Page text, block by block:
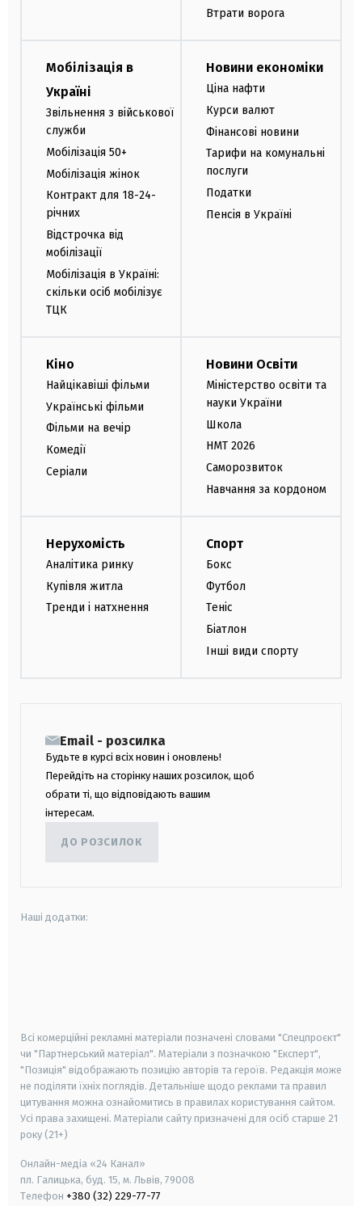
Втрати ворога
Мобілізація в
Україні
Звільнення з військової
служби
Мобілізація 50+
Мобілізація жінок
Контракт для 18-24-
річних
Відстрочка від
мобілізації
Мобілізація в Україні:
скільки осіб мобілізує
ТЦК
Новини економіки
Ціна нафти
Курси валют
Фінансові новини
Тарифи на комунальні
послуги
Податки
Пенсія в Україні
Кіно
Найцікавіші фільми
Українські фільми
Фільми на вечір
Комедії
Серіали
Новини Освіти
Міністерство освіти та
науки України
Школа
НМТ 2026
Саморозвиток
Навчання за кордоном
Нерухомість
Аналітика ринку
Купівля житла
Тренди і натхнення
Спорт
Бокс
Футбол
Теніс
Біатлон
Інші види спорту
Email - розсилка
Будьте в курсі всіх новин і оновлень!
Перейдіть на сторінку наших розсилок, щоб
обрати ті, що відповідають вашим
інтересам.
ДО РОЗСИЛОК
Наші додатки:
Всі комерційні рекламні матеріали позначені словами "Спецпроєкт"
чи "Партнерський матеріал". Матеріали з позначкою "Експерт",
"Позиція" відображають позицію авторів та героїв. Редакція може
не поділяти їхніх поглядів. Детальніше щодо реклами та правил
цитування можна ознайомитись в правилах користування сайтом.
Усі права захищені. Матеріали сайту призначені для осіб старше 21
року (21+)
Онлайн-медіа «24 Канал»
пл. Галицька, буд. 15, м. Львів, 79008
Телефон +380 (32) 229-77-77